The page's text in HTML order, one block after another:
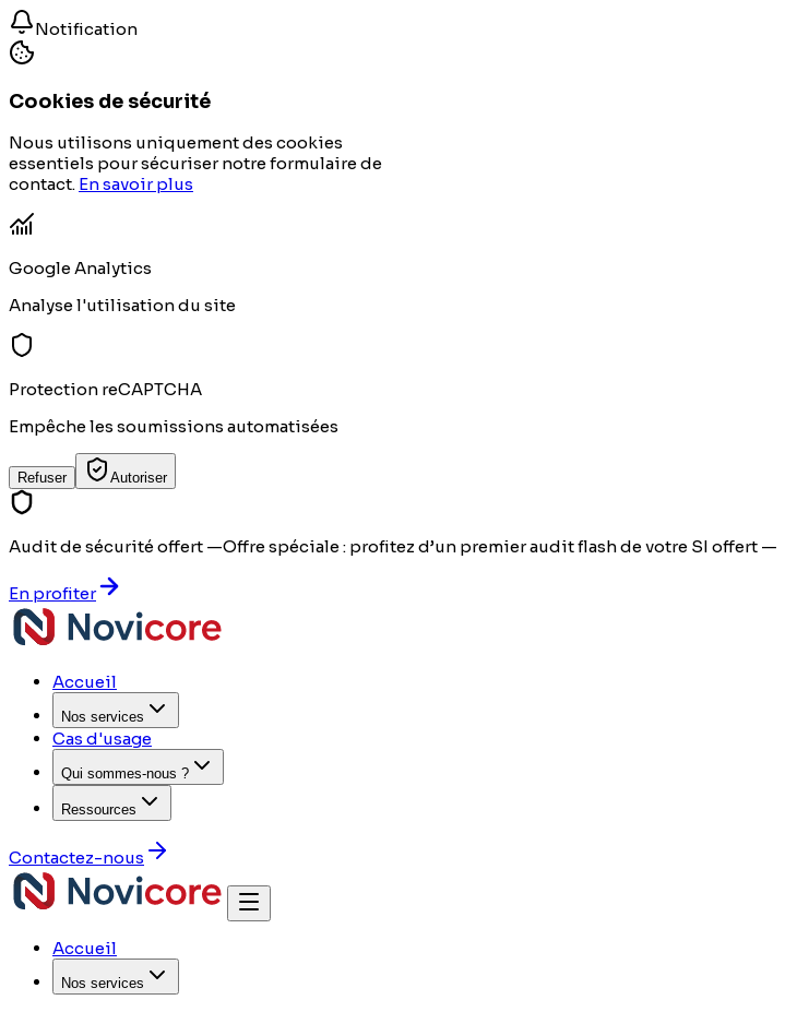
Notification
Cookies de sécurité
Nous utilisons uniquement des cookies
essentiels pour sécuriser notre formulaire de
contact. En savoir plus
Google Analytics
Analyse l'utilisation du site
Protection reCAPTCHA
Empêche les soumissions automatisées
Refuser Autoriser
Audit de sécurité offert —Offre spéciale : profitez d’un premier audit flash de votre SI offert —
En profiter
Accueil
Nos services
Cas d'usage
Qui sommes-nous ?
Ressources
Contactez-nous
Accueil
Nos services